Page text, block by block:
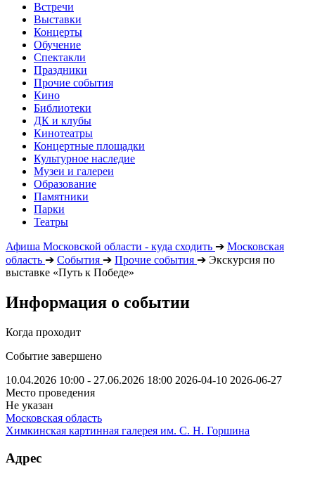
Встречи
Выставки
Концерты
Обучение
Спектакли
Праздники
Прочие события
Кино
Библиотеки
ДК и клубы
Кинотеатры
Концертные площадки
Культурное наследие
Музеи и галереи
Образование
Памятники
Парки
Театры
Афиша Московской области - куда сходить ➔ Московская
область ➔ События ➔ Прочие события ➔ Экскурсия по
выставке «Путь к Победе»
Информация о событии
Когда проходит
Событие завершено
10.04.2026 10:00 - 27.06.2026 18:00 2026-04-10 2026-06-27
Место проведения
Не указан
Московская область
Химкинская картинная галерея им. С. Н. Горшина
Адрес